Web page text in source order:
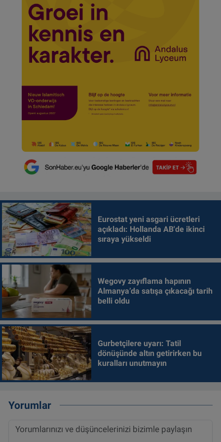
Eurostat yeni asgari ücretleri
açıkladı: Hollanda AB'de ikinci
sıraya yükseldi
Wegovy zayıflama hapının
Almanya’da satışa çıkacağı tarih
belli oldu
Gurbetçilere uyarı: Tatil
dönüşünde altın getirirken bu
kuralları unutmayın
Yorumlar